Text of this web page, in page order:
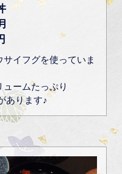
イフグを使っていま
ームたっぷり
あります♪